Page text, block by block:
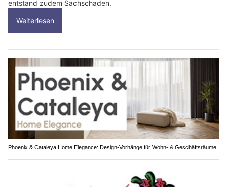
entstand zudem Sachschaden.
Weiterlesen
Phoenix & Cataleya Home Elegance: Design-Vorhänge für Wohn- & Geschäftsräume